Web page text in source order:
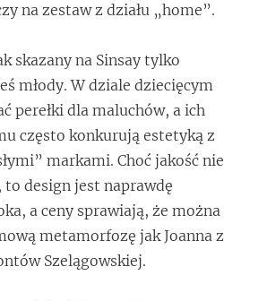
na zestaw z działu „home”.
skazany na Sinsay tylko
młody. W dziale dziecięcym
perełki dla maluchów, a ich
często konkurują estetyką z
markami. Choć jakość nie
to design jest naprawdę
a ceny sprawiają, że można
metamorfozę jak Joanna z
Szelągowskiej.